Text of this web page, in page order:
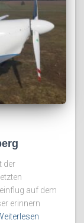
der
auf dem
erinnern